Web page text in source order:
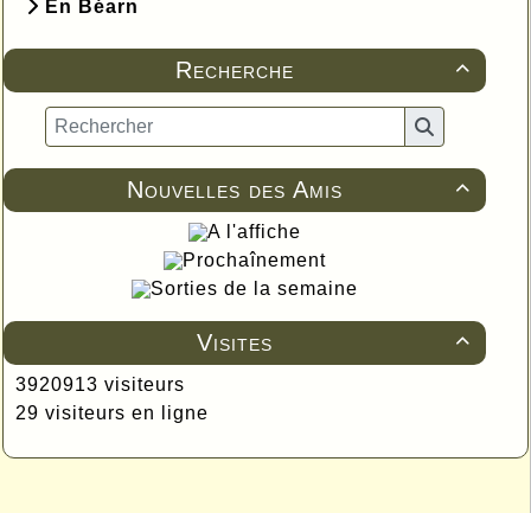
En Béarn

Recherche

Nouvelles des Amis
A l'affiche
Prochaînement
Sorties de la semaine

Visites
3920913 visiteurs
29 visiteurs en ligne